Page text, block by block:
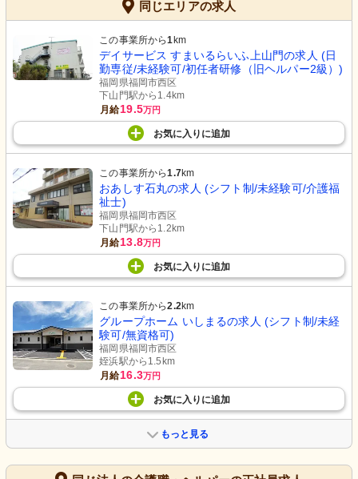
同じエリアの求人
この事業所から1 km
デイサービス すまいるらいふ上山門の求人 (日
勤専従/未経験可/初任者研修（旧ヘルパー2級）)
福岡県福岡市西区
下山門駅から1.4km
月給19.5万円
お気に入り に追加
この事業所から1.7km
おあしす石丸の求人 (シフト制/未経験可/介護福
祉士)
福岡県福岡市西区
下山門駅から1.2km
月給13.8万円
お気に入り に追加
この事業所から2.2km
グループホーム いしまるの求人 (シフト制/未経
験可/無資格可)
福岡県福岡市西区
姪浜駅から1.5km
月給16.3万円
お気に入り に追加
もっと見る